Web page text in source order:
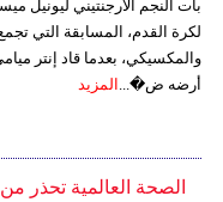
بات النجم الأرجنتيني ليونيل
لكرة القدم، المسابقة التي
أرضه ض�... المزيد
الصحة العالمية تحذر